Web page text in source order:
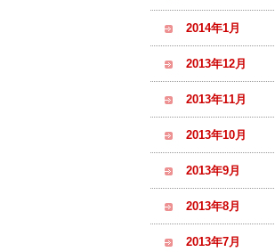
2014年1月
2013年12月
2013年11月
2013年10月
2013年9月
2013年8月
2013年7月